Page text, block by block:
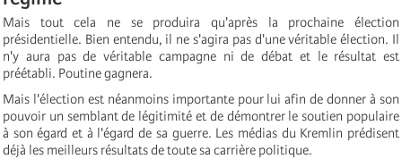
Mais tout cela ne se produira qu'après la prochaine élection
présidentielle. Bien entendu, il ne s'agira pas d'une véritable élection. Il
n'y aura pas de véritable campagne ni de débat et le résultat est
préétabli. Poutine gagnera.
Mais l'élection est néanmoins importante pour lui afin de donner à son
pouvoir un semblant de légitimité et de démontrer le soutien populaire
à son égard et à l'égard de sa guerre. Les médias du Kremlin prédisent
déjà les meilleurs résultats de toute sa carrière politique.